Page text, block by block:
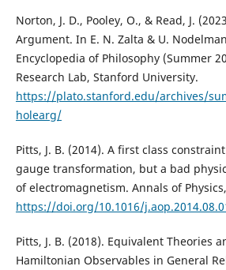
Norton, J. D., Pooley, O., & Read, J.
Argument. In E. N. Zalta & U.
Encyclopedia of Philosophy (Summer
Research Lab, Stanford University.
https://plato.stanford.edu/archives/
holearg/
Pitts, J. B. (2014). A first class
gauge transformation, but a bad
of electromagnetism. Annals of
https://doi.org/10.1016/
Pitts, J. B. (2018). Equivalent Theories
Hamiltonian Observables in General